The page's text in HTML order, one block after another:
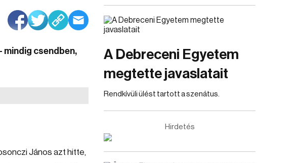
mindig csendben,
János azt hitte,
A Debreceni Egyetem
megtette javaslatait
Rendkívüli ülést tartott a szenátus.
Hirdetés